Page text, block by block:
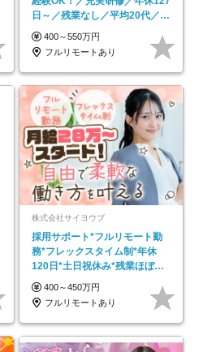
日～／残業なし／平均20代／リ
モートOK
400～550万円
フルリモートあり
株式会社サイヨウブ
採用サポート*フルリモート勤
務*フレックスタイム制*年休
120日*土日祝休み*残業ほぼな
し*育児中社員8割以上
400～450万円
フルリモートあり